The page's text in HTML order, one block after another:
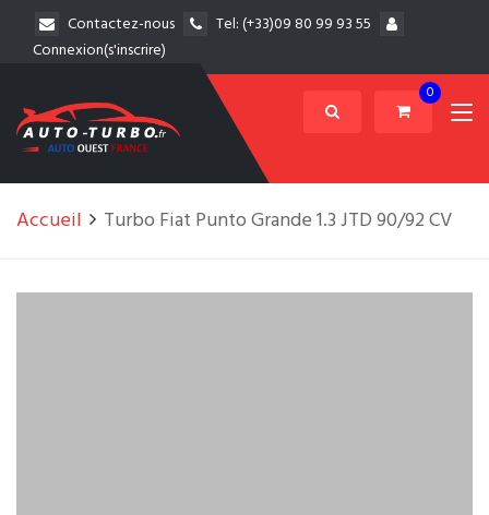
Contactez-nous Tel:(+33)09 80 99 93 55
Connexion(s'inscrire)
0
Accueil Turbo Fiat Punto Grande 1.3 JTD 90/92 CV